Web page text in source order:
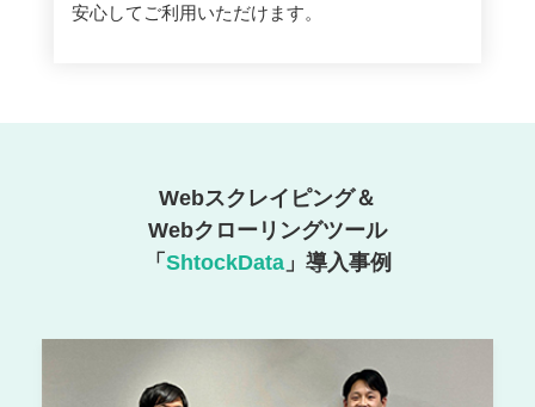
安心してご利用いただけます。
Webスクレイピング＆
Webクローリングツール
「 ShtockData」導入事例